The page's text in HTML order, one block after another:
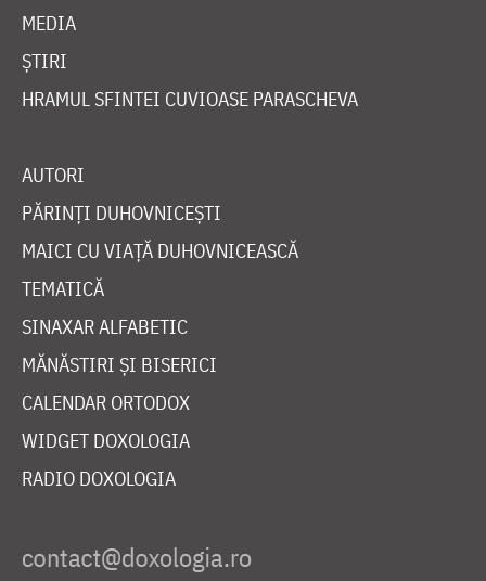
MEDIA
ȘTIRI
HRAMUL SFINTEI CUVIOASE PARASCHEVA
AUTORI
PĂRINȚI DUHOVNICEȘTI
MAICI CU VIAȚĂ DUHOVNICEASCĂ
TEMATICĂ
SINAXAR ALFABETIC
MĂNĂSTIRI ȘI BISERICI
CALENDAR ORTODOX
WIDGET DOXOLOGIA
RADIO DOXOLOGIA